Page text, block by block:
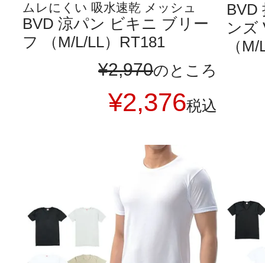
ムレにくい 吸水速乾 メッシュ
BVD 涼パン ビキニ ブリー
フ （M/L/LL）RT181
¥2,970のところ
¥2,376税込
BVD
ンズ
（